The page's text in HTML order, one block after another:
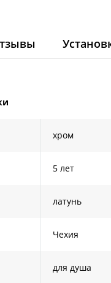
хром
5 лет
латунь
Чехия
для душа